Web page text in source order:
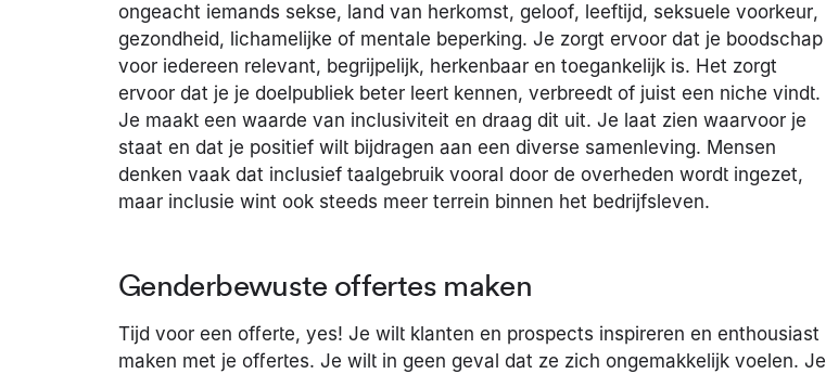
ongeacht iemands sekse, land van herkomst, geloof, leeftijd, seksuele voorkeur,
gezondheid, lichamelijke of mentale beperking. Je zorgt ervoor dat je boodschap
voor iedereen relevant, begrijpelijk, herkenbaar en toegankelijk is. Het zorgt
ervoor dat je je doelpubliek beter leert kennen, verbreedt of juist een niche vindt.
Je maakt een waarde van inclusiviteit en draag dit uit. Je laat zien waarvoor je
staat en dat je positief wilt bijdragen aan een diverse samenleving. Mensen
denken vaak dat inclusief taalgebruik vooral door de overheden wordt ingezet,
maar inclusie wint ook steeds meer terrein binnen het bedrijfsleven.
Genderbewuste offertes maken
Tijd voor een offerte, yes! Je wilt klanten en prospects inspireren en enthousiast
maken met je offertes. Je wilt in geen geval dat ze zich ongemakkelijk voelen. Je